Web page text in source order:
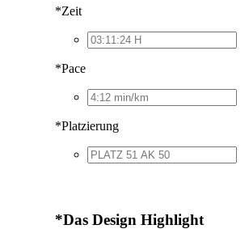
*Zeit
*Pace
*Platzierung
*Das Design Highlight